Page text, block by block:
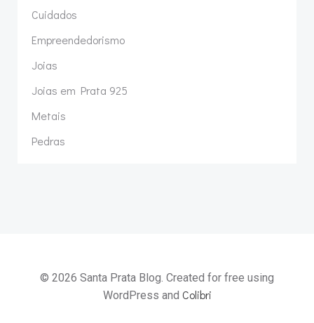
Cuidados
Empreendedorismo
Joias
Joias em Prata 925
Metais
Pedras
© 2026 Santa Prata Blog. Created for free using
WordPress and Colibri